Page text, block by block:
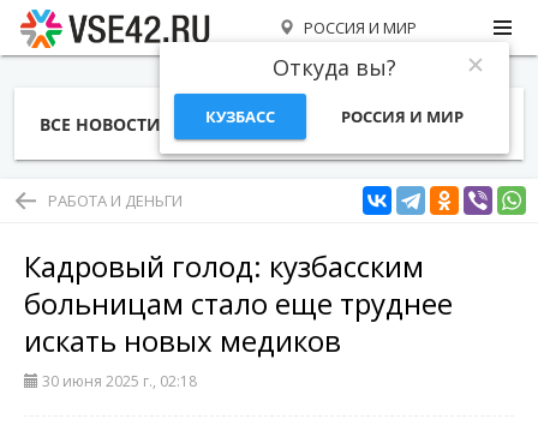
РОССИЯ И МИР
Откуда вы?
КУЗБАСС РОССИЯ И МИР
ВСЕ НОВОСТИ СТАТЬИ ТЕМЫ ФОТО
РАБОТА И ДЕНЬГИ
Кадровый голод: кузбасским
больницам стало еще труднее
искать новых медиков
30 июня 2025 г., 02:18